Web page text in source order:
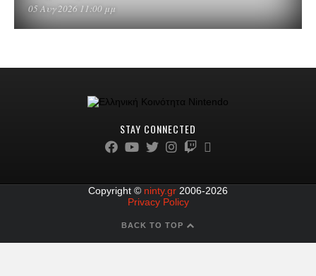
05 Αυγ 2026 11:00 μμ
STAY CONNECTED
Copyright © ninty.gr 2006-2026
Privacy Policy
BACK TO TOP